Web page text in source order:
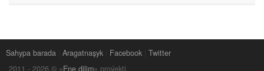
Sahypa barada Aragatnaşyk Facebook
Twitter
2011 - 2026 © «Ene dilim» proýekti.